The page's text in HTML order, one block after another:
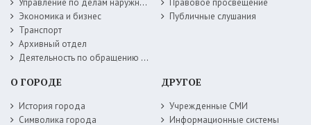
Управление по делам наружной рекламы
Экономика и бизнес
Транспорт
Архивный отдел
Деятельность по обращению с животными без владельцев
Правовое просвещение
Публичные слушания
О ГОРОДЕ
История города
Символика города
ДРУГОЕ
Учрежденные СМИ
Информационные системы